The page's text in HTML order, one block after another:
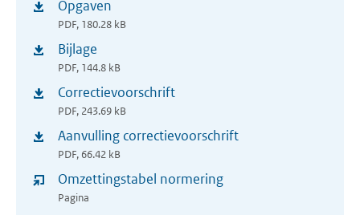
Opgaven
PDF, 180.28 kB
(opent
nieuw
venster)
Bijlage
PDF, 144.8 kB
(opent
nieuw
venster)
Correctievoorschrift
PDF, 243.69 kB
(opent
nieuw
venster)
Aanvulling correctievoorschrift
PDF, 66.42 kB
(opent
nieuw
venster)
Omzettingstabel normering
Pagina